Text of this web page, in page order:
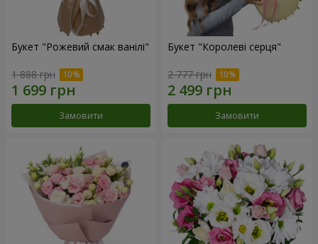
Букет "Рожевий смак ванілі"
1 888 грн
Замовити
Букет "Королеві серця"
2 777 грн
Замовити